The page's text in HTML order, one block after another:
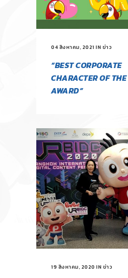
04 สิงหาคม, 2021 IN ข่าว
“BEST CORPORATE
CHARACTER OF
AWARD”
19 สิงหาคม, 2020 IN ข่าว